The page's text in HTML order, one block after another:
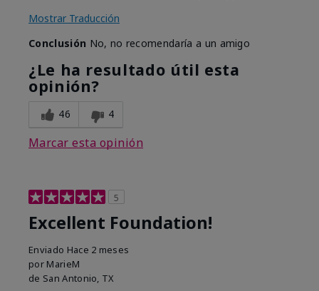
Mostrar Traducción
Conclusión No, no recomendaría a un amigo
¿Le ha resultado útil esta
opinión?
46 4
Marcar esta opinión
5
Excellent Foundation!
Enviado Hace 2 meses
por MarieM
de San Antonio, TX